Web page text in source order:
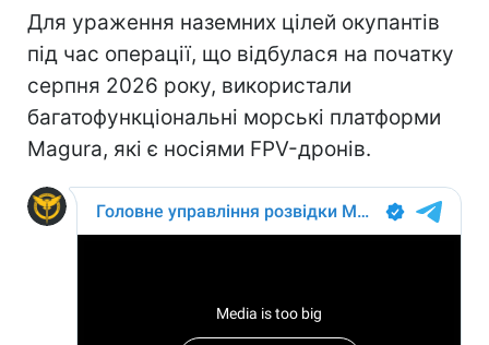
Для ураження наземних цілей окупантів
під час операції, що відбулася на початку
серпня 2026 року, використали
багатофункціональні морські платформи
Magura, які є носіями FPV-дронів.